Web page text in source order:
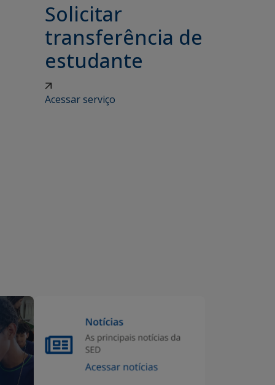
Solicitar
transferência de
estudante
Acessar serviço